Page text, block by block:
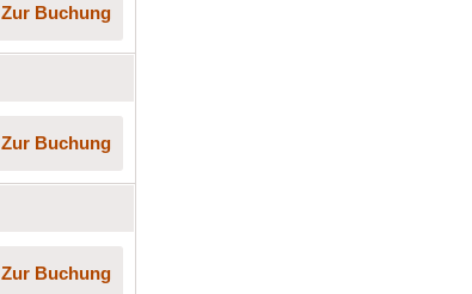
Zur Buchung
Zur Buchung
Zur Buchung